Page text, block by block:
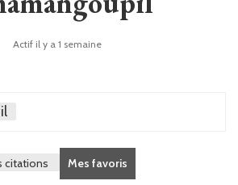
Actif il y a 1 semaine
citations Mes favoris